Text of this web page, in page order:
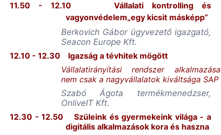
11.50 - 12.10
Vállalati kontrolling és
vagyonvédelem„egy kicsit másképp”
Berkovich Gábor ügyvezető igazgató,
Seacon Europe Kft.
12.10 - 12.30
Igazság a tévhitek mögött
Vállalatirányítási rendszer alkalmazása
nem csak a nagyvállalatok kiváltsága SAP
Szabó Ágota termékmenedzser,
OnliveIT Kft.
12.30 - 12.50
Szüleink és gyermekeink világa - a
digitális alkalmazások kora és haszna